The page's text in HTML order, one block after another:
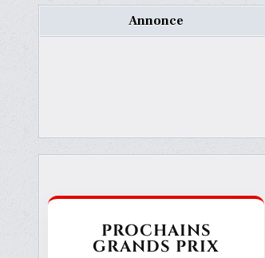
Annonce
PROCHAINS
GRANDS PRIX